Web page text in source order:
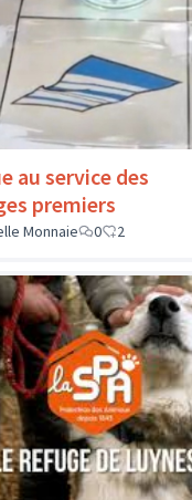
au service des
premiers
Monnaie
0 2